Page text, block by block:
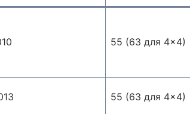
55 (63 для 4×4)
55 (63 для 4×4)